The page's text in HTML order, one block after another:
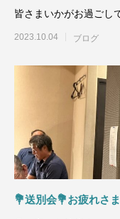
皆さまいかがお過ごし
回の広島遠征以来です
2023.10.04 ブログ
💐送別会💐お疲れさ